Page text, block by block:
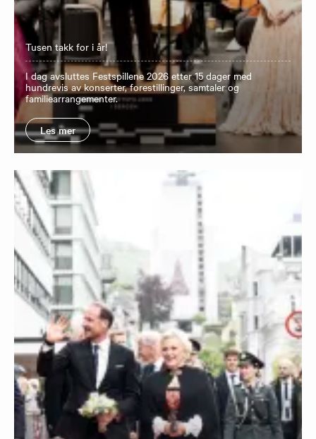
Tusen takk for i år!
I dag avsluttes Festspillene 2026 etter 15 dager med
hundrevis av konserter, forestillinger, samtaler og
familiearrangementer.
Les mer